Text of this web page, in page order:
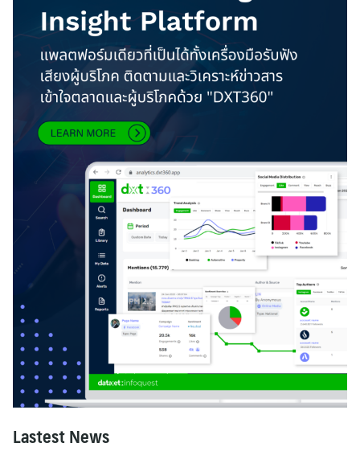
Lastest News